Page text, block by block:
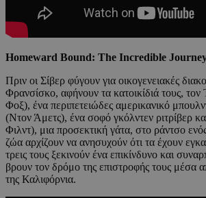
Homeward Bound: The Incredible
Πριν οι Σίβερ φύγουν για οικογενειακές
Φρανσίσκο, αφήνουν τα κατοικίδιά τους,
Φοξ), ένα περιπετειώδες αμερικανικό
(Ντον Άμετς), ένα σοφό γκόλντεν ριτρίβερ
Φιλντ), μια προσεκτική γάτα, στο ράντσο
ζώα αρχίζουν να ανησυχούν ότι τα έχουν
τρεις τους ξεκινούν ένα επικίνδυνο και
βρουν τον δρόμο της επιστροφής τους μέσα
της Καλιφόρνια.